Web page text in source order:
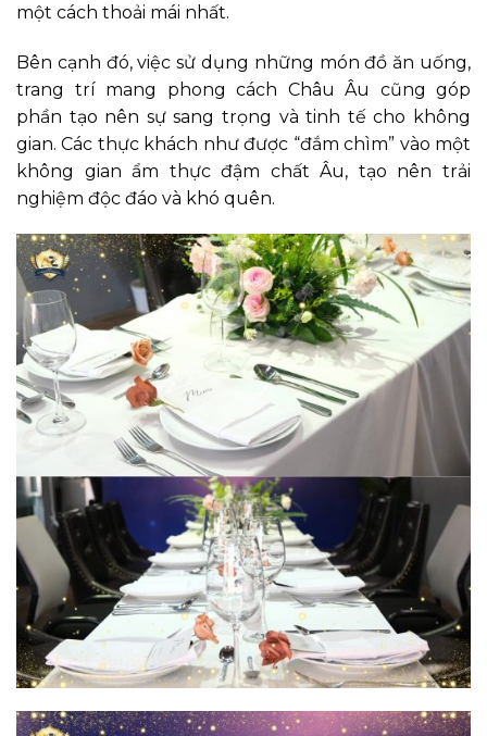
một cách thoải mái nhất.
Bên cạnh đó, việc sử dụng những món đồ ăn uống,
trang trí mang phong cách Châu Âu cũng góp
phần tạo nên sự sang trọng và tinh tế cho không
gian. Các thực khách như được “đắm chìm” vào một
không gian ẩm thực đậm chất Âu, tạo nên trải
nghiệm độc đáo và khó quên.